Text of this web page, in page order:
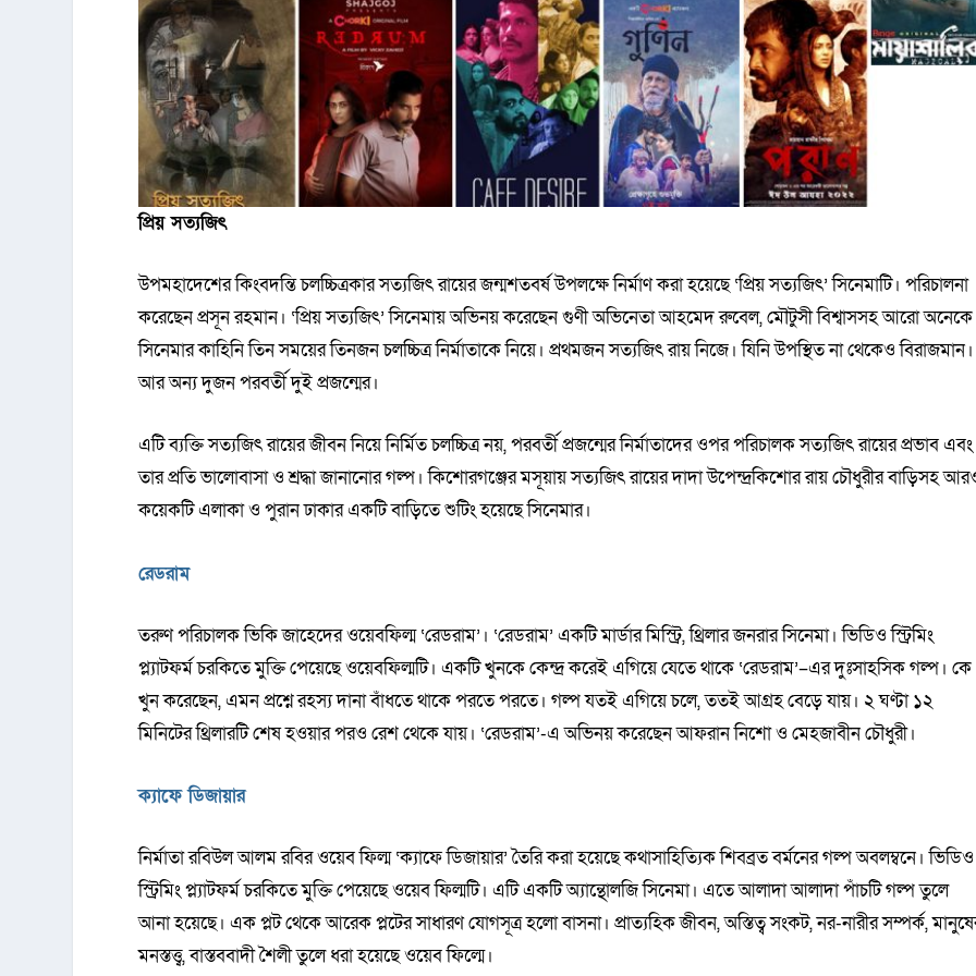
প্রিয় সত্যজিৎ
উপমহাদেশের কিংবদন্তি চলচ্চিত্রকার সত্যজিৎ রায়ের জন্মশতবর্ষ উপলক্ষে নির্মাণ করা হয়েছে ‘প্রিয় সত্যজিৎ’ সিনেমাটি। পরিচালনা
করেছেন প্রসূন রহমান। ‘প্রিয় সত্যজিৎ’ সিনেমায় অভিনয় করেছেন গুণী অভিনেতা আহমেদ রুবেল, মৌটুসী বিশ্বাসসহ আরো
সিনেমার কাহিনি তিন সময়ের তিনজন চলচ্চিত্র নির্মাতাকে নিয়ে। প্রথমজন সত্যজিৎ রায় নিজে। যিনি উপস্থিত না থেকেও বিরাজমান।
আর অন্য দুজন পরবর্তী দুই প্রজন্মের।
এটি ব্যক্তি সত্যজিৎ রায়ের জীবন নিয়ে নির্মিত চলচ্চিত্র নয়, পরবর্তী প্রজন্মের নির্মাতাদের ওপর পরিচালক সত্যজিৎ রায়ের প্রভাব এবং
তার প্রতি ভালোবাসা ও শ্রদ্ধা জানানোর গল্প। কিশোরগঞ্জের মসূয়ায় সত্যজিৎ রায়ের দাদা উপেন্দ্রকিশোর রায় চৌধুরীর বাড়িসহ
কয়েকটি এলাকা ও পুরান ঢাকার একটি বাড়িতে শুটিং হয়েছে সিনেমার।
রেডরাম
তরুণ পরিচালক ভিকি জাহেদের ওয়েবফিল্ম ‘রেডরাম’। ‘রেডরাম’ একটি মার্ডার মিস্ট্রি, থ্রিলার জনরার সিনেমা। ভিডিও স্ট্রিমিং
প্ল্যাটফর্ম চরকিতে মুক্তি পেয়েছে ওয়েবফিল্মটি। একটি খুনকে কেন্দ্র করেই এগিয়ে যেতে থাকে ‘রেডরাম’–এর দুঃসাহসিক গল্প। কে
খুন করেছেন, এমন প্রশ্নে রহস্য দানা বাঁধতে থাকে পরতে পরতে। গল্প যতই এগিয়ে চলে, ততই আগ্রহ বেড়ে যায়। ২ ঘণ্টা ১২
মিনিটের থ্রিলারটি শেষ হওয়ার পরও রেশ থেকে যায়। ‘রেডরাম’-এ অভিনয় করেছেন আফরান নিশো ও মেহজাবীন চৌধুরী।
ক্যাফে ডিজায়ার
নির্মাতা রবিউল আলম রবির ওয়েব ফিল্ম ‘ক্যাফে ডিজায়ার’ তৈরি করা হয়েছে কথাসাহিত্যিক শিবব্রত বর্মনের গল্প অবলম্বনে। ভিডিও
স্ট্রিমিং প্ল্যাটফর্ম চরকিতে মুক্তি পেয়েছে ওয়েব ফিল্মটি। এটি একটি অ্যান্থোলজি সিনেমা। এতে আলাদা আলাদা পাঁচটি গল্প তুলে
আনা হয়েছে। এক প্লট থেকে আরেক প্লটের সাধারণ যোগসূত্র হলো বাসনা। প্রাত্যহিক জীবন, অস্তিত্ব সংকট, নর-নারীর সম্পর্ক,
মনস্তত্ত্ব, বাস্তববাদী শৈলী তুলে ধরা হয়েছে ওয়েব ফিল্মে।